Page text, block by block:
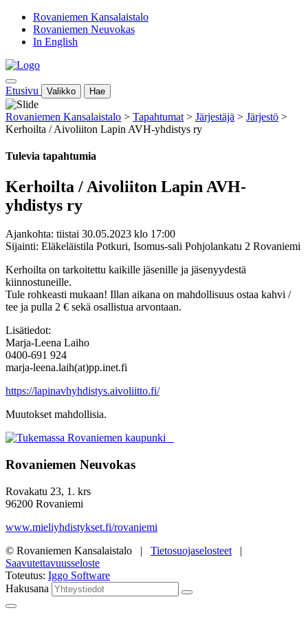
Rovaniemen Kansalaistalo
Rovaniemen Neuvokas
In English
Etusivu Valikko Hae
Rovaniemen Kansalaistalo > Tapahtumat > Järjestäjä > Järjestö >
Kerhoilta / Aivoliiton Lapin AVH-yhdistys ry
Tulevia tapahtumia
Kerhoilta / Aivoliiton Lapin AVH-
yhdistys ry
Ajankohta: tiistai 30.05.2023 klo 17:00
Sijainti: Eläkeläistila Potkuri, Isomus-sali Pohjolankatu 2 Rovaniemi
Kerhoilta on tarkoitettu kaikille jäsenille ja jäsenyydestä
kiinnostuneille.
Tule rohkeasti mukaan! Illan aikana on mahdollisuus ostaa kahvi /
tee ja pulla 2 € sekä osallistua arvontaan.
Lisätiedot:
Marja-Leena Laiho
0400-691 924
marja-leena.laih(at)pp.inet.fi
https://lapinavhyhdistys.aivoliitto.fi/
Muutokset mahdollisia.
Rovaniemen Neuvokas
Rovakatu 23, 1. krs
96200 Rovaniemi
www.mieliyhdistykset.fi/rovaniemi
© Rovaniemen Kansalaistalo | Tietosuojaselosteet |
Saavutettavuusseloste
Toteutus: Iggo Software
Hakusana